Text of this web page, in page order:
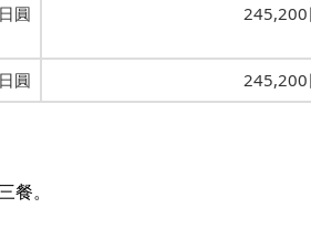
圓 245,200
圓 245,200
。